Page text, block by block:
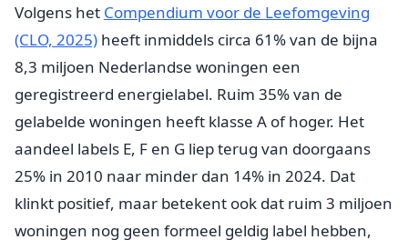
Volgens het Compendium voor de Leefomgeving
(CLO, 2025) heeft inmiddels circa 61% van de bijna
8,3 miljoen Nederlandse woningen een
geregistreerd energielabel. Ruim 35% van de
gelabelde woningen heeft klasse A of hoger. Het
aandeel labels E, F en G liep terug van doorgaans
25% in 2010 naar minder dan 14% in 2024. Dat
klinkt positief, maar betekent ook dat ruim 3 miljoen
woningen nog geen formeel geldig label hebben,